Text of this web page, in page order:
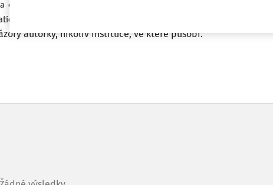
přijetí Pařížské dohody. Co taková prohlášení znamenají a odkud
cílů, jež má dopad na podnikatele.
autorky, nikoliv instituce, ve které působí.